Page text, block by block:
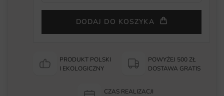
DODAJ DO KOSZYKA
PRODUKT POLSKI
I EKOLOGICZNY
POWYŻEJ 500 ZŁ
DOSTAWA GRATIS
CZAS REALIZACJI